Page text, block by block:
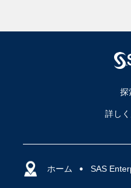
ホーム SAS
探
SAS
アクセ
詳し
クラウド・